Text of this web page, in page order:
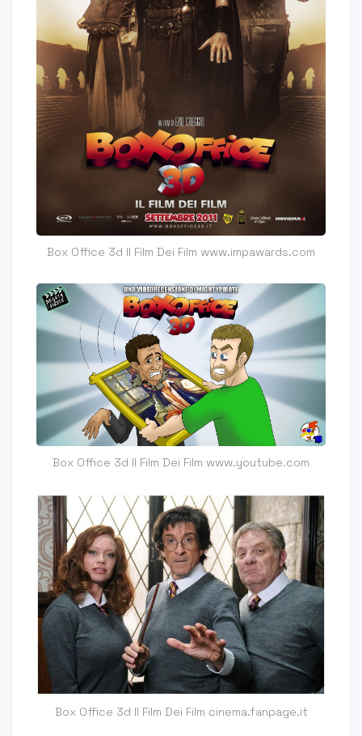
Box Office 3d Il Film Dei Film www.impawards.com
Box Office 3d Il Film Dei Film www.youtube.com
Box Office 3d Il Film Dei Film cinema.fanpage.it